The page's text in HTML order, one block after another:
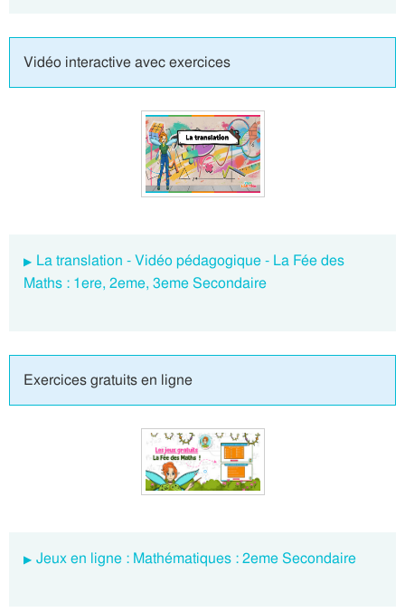
Vidéo interactive avec exercices
La translation - Vidéo pédagogique - La Fée des
Maths : 1ere, 2eme, 3eme Secondaire
Exercices gratuits en ligne
Jeux en ligne : Mathématiques : 2eme Secondaire